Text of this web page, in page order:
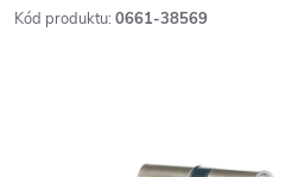
Kód produktu: 0661-38569